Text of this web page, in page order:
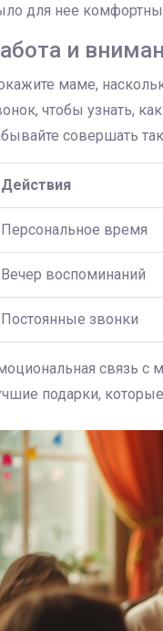
для нее
и
маме,
чтобы узнать,
совершать
Действия
Персональное время
Вечер воспоминаний
Постоянные звонки
связь с
подарки,